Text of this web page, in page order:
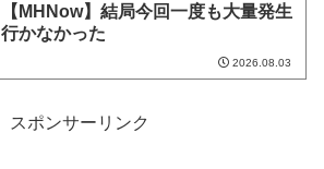
【MHNow】結局今回一度も大量発生
行かなかった
2026.08.03
スポンサーリンク